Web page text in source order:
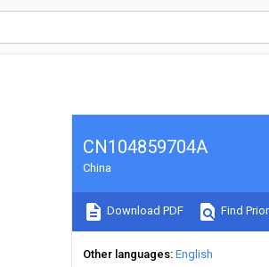
CN104859704A
China
Download PDF Find
Other languages English